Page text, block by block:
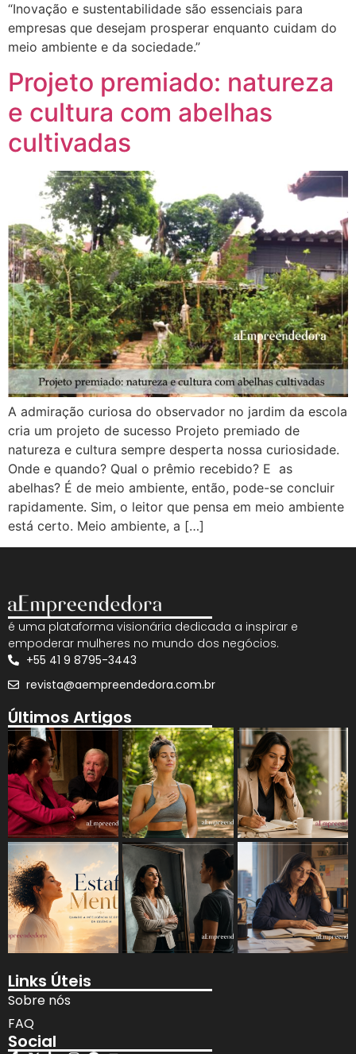
“Inovação e sustentabilidade são essenciais para
empresas que desejam prosperar enquanto cuidam do
meio ambiente e da sociedade.”
Projeto premiado: natureza
e cultura com abelhas
cultivadas
A admiração curiosa do observador no jardim da escola
cria um projeto de sucesso Projeto premiado de
natureza e cultura sempre desperta nossa curiosidade.
Onde e quando? Qual o prêmio recebido? E as
abelhas? É de meio ambiente, então, pode-se concluir
rapidamente. Sim, o leitor que pensa em meio ambiente
está certo. Meio ambiente, a […]
é uma plataforma visionária dedicada a inspirar e
empoderar mulheres no mundo dos negócios.
+55 41 9 8795-3443
revista@aempreendedora.com.br
Últimos Artigos
Links Úteis
Sobre nós
FAQ
Social